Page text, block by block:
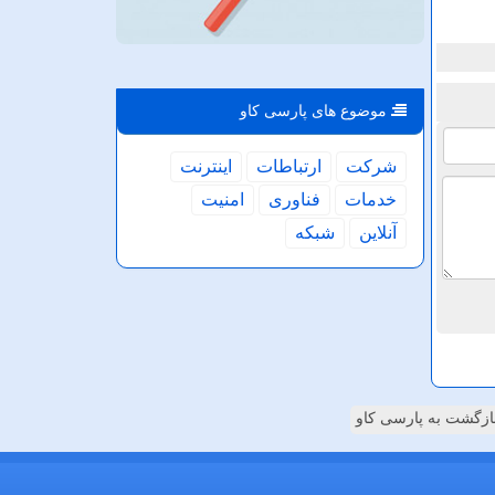
موضوع های پارسی كاو
شركت ارتباطات
اینترنت
خدمات
فناوری
امنیت
آنلاین
شبكه
به پارسی کاو